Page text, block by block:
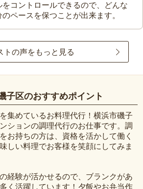
コントロールできるので、どんな
ペースを保つことが出来ます。
トの声をもっと見る
子区のおすすめポイント
集めているお料理代行！横浜市磯子
ションの調理代行のお仕事です。調
お持ちの方は、資格を活かして働く
しい料理でお客様を笑顔にしてみま
経験が活かせるので、ブランクがあ
く活躍しています！夕飯やお弁当作